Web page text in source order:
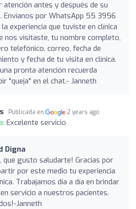
atención antes y después de su
Envíanos por WhatsApp 55 3956
experiencia que tuviste en clínica
nos visitaste, tu nombre completo,
telefónico, correo, fecha de
y fecha de tu visita en clínica.
pronta atención recuerda
"queja" en el chat.- Janneth
Publicada en 2 years ago
Excelente servicio
Digna
que gusto saludarte! Gracias por
por este medio tu experiencia
Trabajamos día a día en brindar
servicio a nuestros pacientes.
Janneth